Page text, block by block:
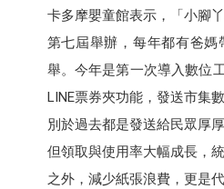
卡多摩嬰童館表示，「小腳
第七屆舉辦，每年都有爸
舉。今年是第一次導入數位
LINE票券夾功能，發送市集
別於過去都是發送給民眾厚
但領取與使用率大幅成長，
之外，減少紙張浪費，更是